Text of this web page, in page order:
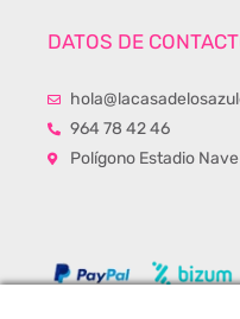
DATOS DE
964 78 42 46
Polígono Estadio